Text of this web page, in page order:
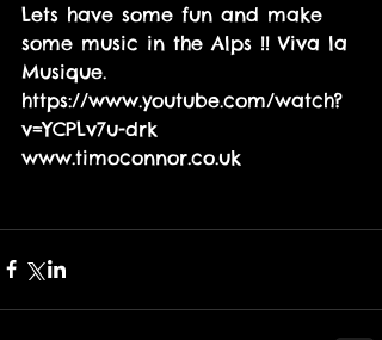
Lets have some fun and make
some music in the Alps !! Viva la
Musique.
https://www.youtube.com/watch?
v=YCPLv7u-drk
www.timoconnor.co.uk